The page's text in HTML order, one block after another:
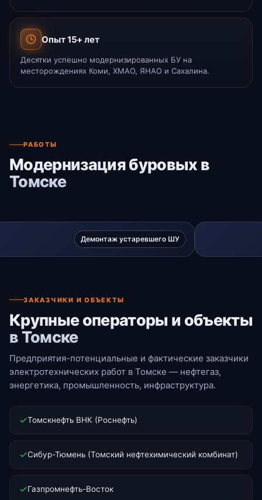
Опыт 15+ лет
Десятки успешно модернизированных БУ на
месторождениях Коми, ХМАО, ЯНАО и Сахалина.
РАБОТЫ
Модернизация буровых в
Томске
Демонтаж устаревшего ШУ
ЗАКАЗЧИКИ И ОБЪЕКТЫ
Крупные операторы и объекты
в Томске
Предприятия-потенциальные и фактические заказчики
электротехнических работ в Томске — нефтегаз,
энергетика, промышленность, инфраструктура.
Томскнефть ВНК (Роснефть)
Сибур-Тюмень (Томский нефтехимический комбинат)
Газпромнефть-Восток